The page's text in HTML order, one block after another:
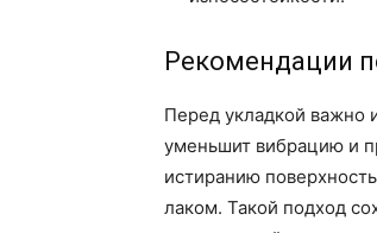
Рекомендации
Перед укладкой важно
уменьшит вибрацию и
истиранию
лаком. Такой подход